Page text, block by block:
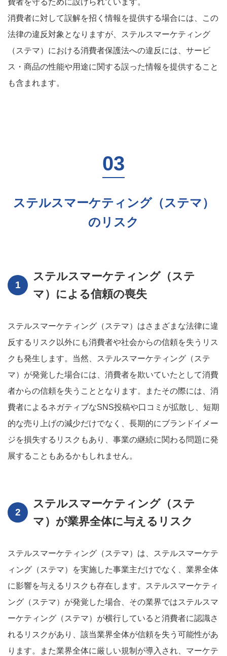
費者を守るために設けられています。
消費者に対して誤解を招く情報を提供する場合には、この
法律の違反対象となりますが、ステルスマーケティング
（ステマ）における消費者保護法への違反には、サービ
ス・商品の性能や用途に関する誤った情報を提供すること
も含まれます。
ステルスマーケティング（ステマ）
のリスク
ステルスマーケティング（ステ
マ）による信頼の喪失
ステルスマーケティング（ステマ）はさまざまな法律に違
反するリスク以外にも消費者や社会からの信頼を失うリス
クも発生します。当然、ステルスマーケティング（ステ
マ）が発覚した場合には、消費者を欺いていたとして消費
者からの信頼を失うこととなります。またその際には、消
費者によるネガティブなSNS投稿や口コミが拡散し、短期
的な売り上げの減少だけでなく、長期的にブランドイメー
ジを損失するリスクもあり、事業の継続に関わる問題に発
展することもあるかもしれません。
ステルスマーケティング（ステ
マ）が業界全体に与えるリスク
ステルスマーケティング（ステマ）は、ステルスマーケテ
ィング（ステマ）を実施した事業主だけでなく、業界全体
に影響を与えるリスクも存在します。ステルスマーケティ
ング（ステマ）が発覚した場合、その業界ではステルスマ
ーケティング（ステマ）が横行していると消費者に認識さ
れるリスクがあり、該当業界全体が信頼を失う可能性があ
ります。また業界全体に厳しい規制が導入され、マーケテ